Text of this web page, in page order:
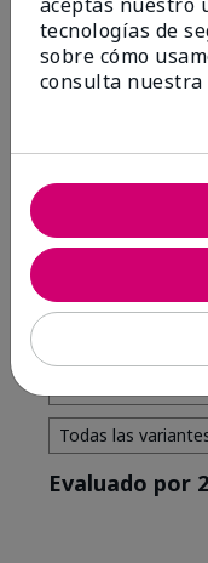
4 estrellas
3 estrellas
1 estrella
Evaluado por
tecnologías de
sobre cómo
consulta nuestra